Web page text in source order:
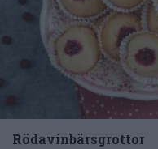
Rödavinbärsgrottor